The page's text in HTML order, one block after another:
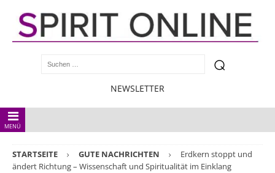
NEWSLETTER
MENÜ
STARTSEITE GUTE NACHRICHTEN
Erdkern stoppt und
ändert Richtung – Wissenschaft und Spiritualität im Einklang